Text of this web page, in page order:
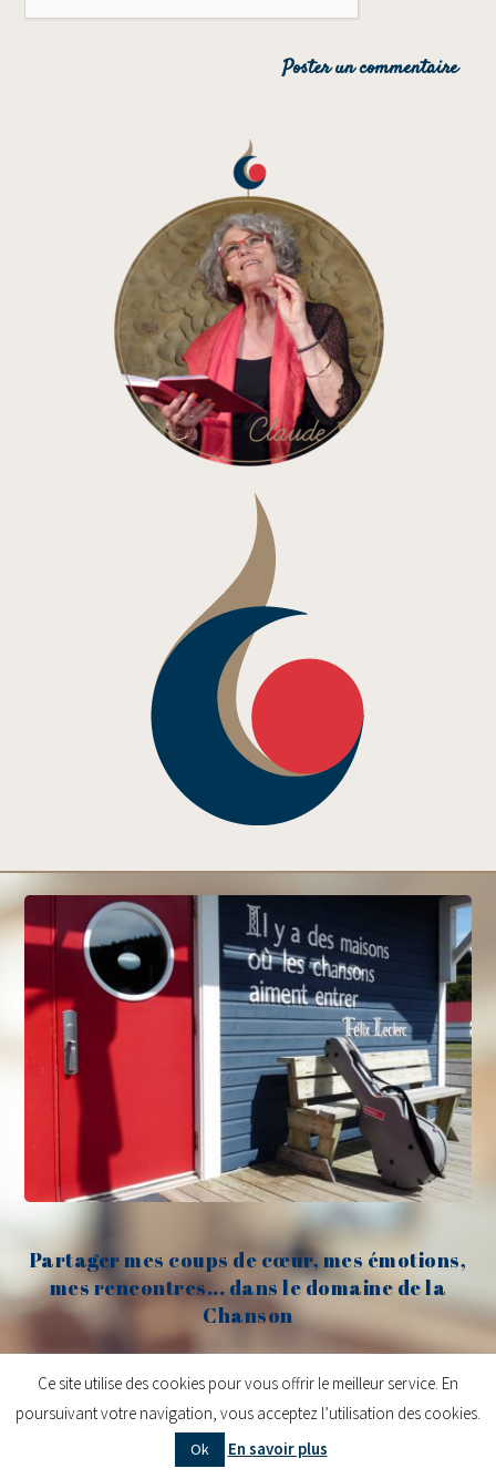
Partager mes coups de cœur, mes émotions,
mes rencontres... dans le domaine de la
Chanson
Claude Fèvre
Claude Fèvre | Chanter c'est lancer des balles
centifoliae|Mentions légales|Contact
Ce site utilise des cookies pour vous offrir le meilleur service. En
poursuivant votre navigation, vous acceptez l’utilisation des cookies.
Ok En savoir plus